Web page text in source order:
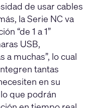
de usar cables
la Serie NC va
“de 1 a 1”
USB,
a muchas”, lo cual
tantas
en su
que podrán